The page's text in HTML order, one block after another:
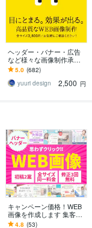
ヘッダー・バナー・広告
など様々な画像制作承り
ます 【ライトプラン】高
品質・低価格で理想のデ
ザインをお届けします
5.0 (682)
yuuri design
2,500 円
キャンペーン価格！WEB
画像を作成します 集客・
効果のでるバナー・ヘッ
4.8 (53)